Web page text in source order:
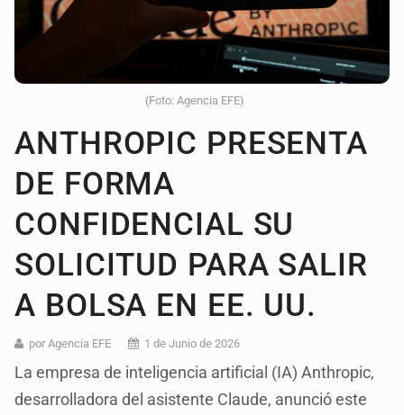
(Foto: Agencia EFE)
ANTHROPIC PRESENTA
DE FORMA
CONFIDENCIAL SU
SOLICITUD PARA SALIR
A BOLSA EN EE. UU.
por Agencia EFE 1 de Junio de 2026
La empresa de inteligencia artificial (IA) Anthropic,
desarrolladora del asistente Claude, anunció este